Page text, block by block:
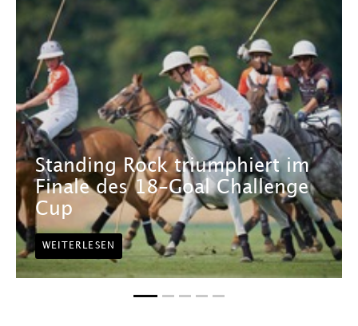
Standing Rock triumphiert im
Finale des 18-Goal Challenge
Cup
WEITERLESEN